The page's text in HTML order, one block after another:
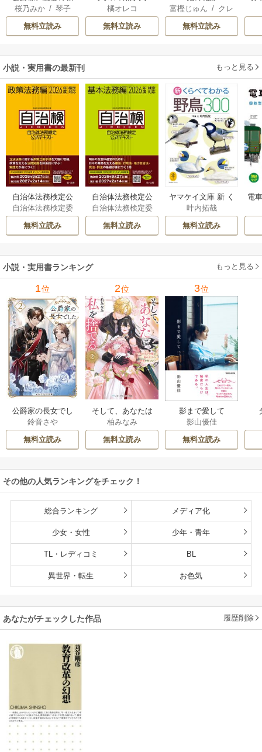
はもう放っておい
てください
桜乃みか/ 琴子
無料立読み
橘オレコ
無料立読み
富樫じゅん / クレ
ハ
無料立読み
小説・実用書の最新刊 もっと見る
自治体法務検定公
式テキスト 政策
法務編 ２０２６
年度検定対応 1巻
自治体法務検定委
員会
無料立読み
自治体法務検定公
式テキスト 基本
法務編 ２０２６
年度検定対応 1巻
自治体法務検定委
員会
無料立読み
ヤマケイ文庫 新 く
らべてわかる野鳥3
00 1巻
叶内拓哉
無料立読み
電
小説・実用書ランキング もっと見る
1位
公爵家の長女でし
た
鈴音さや
無料立読み
2位
そして、あなたは
私を捨てる
柏みなみ
無料立読み
3位
影まで愛して
影山優佳
無料立読み
その他の人気ランキングをチェック！
総合ランキング メディア化
少女・女性 少年・青年
TL・レディコミ BL
異世界・転生 お色気
あなたがチェックした作品 履歴削除